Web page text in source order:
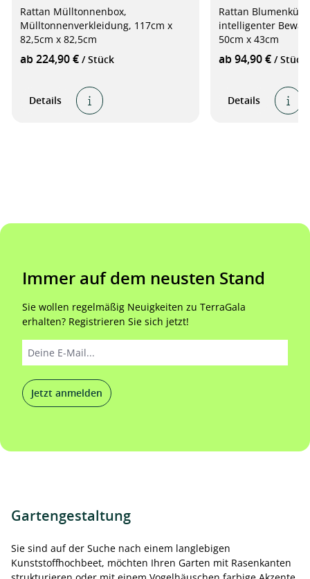
Rattan Mülltonnenbox,
Mülltonnenverkleidung, 117cm x
82,5cm x 82,5cm
ab 224,90 € / Stück
Details
Rattan
intelligenter
50cm x 43cm
ab 94,90 € / Stück
Details
Immer auf dem neusten Stand
Sie wollen regelmäßig Neuigkeiten zu TerraGala
erhalten? Registrieren Sie sich jetzt!
Jetzt anmelden
Gartengestaltung
Sie sind auf der Suche nach einem langlebigen
Kunststoffhochbeet, möchten Ihren Garten mit Rasenkanten